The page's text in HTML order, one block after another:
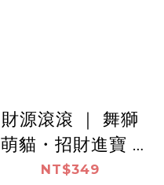
財源滾滾 ｜ 舞獅
萌貓・招財進寶 -
ArtLife開運數字
NT$349